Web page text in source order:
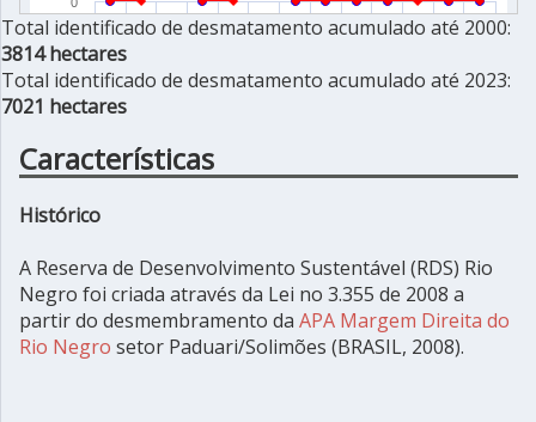
Total identificado de desmatamento acumulado até 2000:
3814 hectares
Total identificado de desmatamento acumulado até 2023:
7021 hectares
Características
Histórico
A Reserva de Desenvolvimento Sustentável (RDS) Rio
Negro foi criada através da Lei no 3.355 de 2008 a
partir do desmembramento da APA Margem Direita do
Rio Negro setor Paduari/Solimões (BRASIL, 2008).